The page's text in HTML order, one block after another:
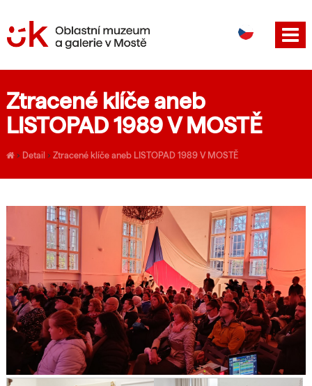
EN
Ztracené klíče aneb
LISTOPAD 1989 V MOSTĚ
› Detail › Ztracené klíče aneb LISTOPAD 1989 V MOSTĚ